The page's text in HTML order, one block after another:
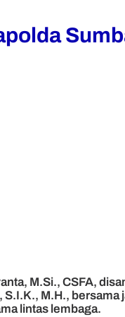
M.Si., CSFA,
M.H., bersama
lintas lembaga.